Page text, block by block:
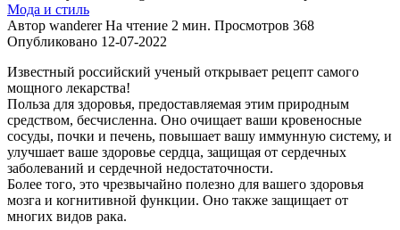
Мода и стиль
Автор wanderer На чтение 2 мин. Просмотров 368
Опубликовано 12-07-2022
Известный российский ученый открывает рецепт самого
мощного лекарства!
Польза для здоровья, предоставляемая этим природным
средством, бесчисленна. Оно очищает ваши кровеносные
сосуды, почки и печень, повышает вашу иммунную систему, и
улучшает ваше здоровье сердца, защищая от сердечных
заболеваний и сердечной недостаточности.
Более того, это чрезвычайно полезно для вашего здоровья
мозга и когнитивной функции. Оно также защищает от
многих видов рака.